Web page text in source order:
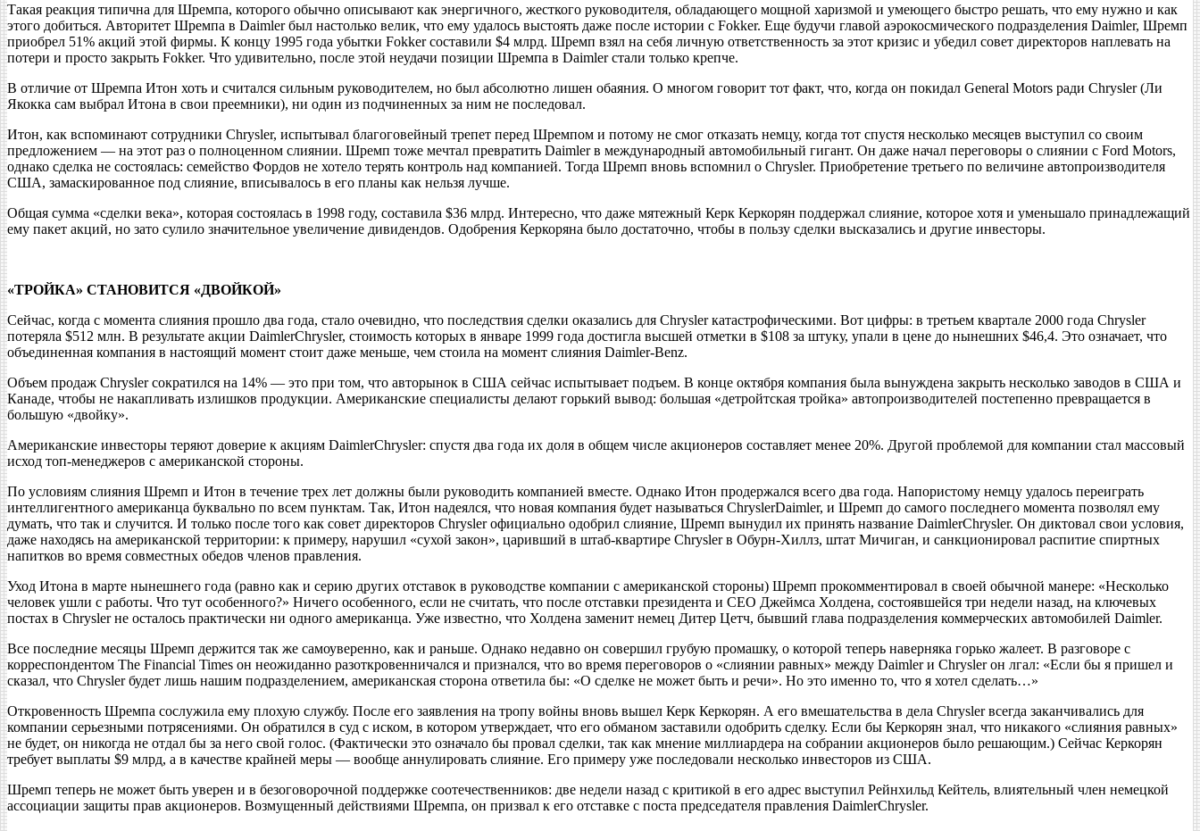
Такая реакция типична для Шремпа, которого обычно описывают как энергичного, жесткого руководителя, обладающего мощной харизмой и умеющего быстро решать, что ему нужно и как
этого добиться. Авторитет Шремпа в Daimler был настолько велик, что ему удалось выстоять даже после истории с Fokker. Еще будучи главой аэрокосмического подразделения Daimler, Шремп
приобрел 51% акций этой фирмы. К концу 1995 года убытки Fokker составили $4 млрд. Шремп взял на себя личную ответственность за этот кризис и убедил совет директоров наплевать на
потери и просто закрыть Fokker. Что удивительно, после этой неудачи позиции Шремпа в Daimler стали только крепче.
В отличие от Шремпа Итон хоть и считался сильным руководителем, но был абсолютно лишен обаяния. О многом говорит тот факт, что, когда он покидал General Motors ради Chrysler (Ли
Якокка сам выбрал Итона в свои преемники), ни один из подчиненных за ним не последовал.
Итон, как вспоминают сотрудники Chrysler, испытывал благоговейный трепет перед Шремпом и потому не смог отказать немцу, когда тот спустя несколько месяцев выступил со своим
предложением — на этот раз о полноценном слиянии. Шремп тоже мечтал превратить Daimler в международный автомобильный гигант. Он даже начал переговоры о слиянии с Ford Motors,
однако сделка не состоялась: семейство Фордов не хотело терять контроль над компанией. Тогда Шремп вновь вспомнил о Chrysler. Приобретение третьего по величине автопроизводителя
США, замаскированное под слияние, вписывалось в его планы как нельзя лучше.
Общая сумма «сделки века», которая состоялась в 1998 году, составила $36 млрд. Интересно, что даже мятежный Керк Керкорян поддержал слияние, которое хотя и уменьшало принадлежащий
ему пакет акций, но зато сулило значительное увеличение дивидендов. Одобрения Керкоряна было достаточно, чтобы в пользу сделки высказались и другие инвесторы.
«ТРОЙКА» СТАНОВИТСЯ «ДВОЙКОЙ»
Сейчас, когда с момента слияния прошло два года, стало очевидно, что последствия сделки оказались для Chrysler катастрофическими. Вот цифры: в третьем квартале 2000 года Chrysler
потеряла $512 млн. В результате акции DaimlerChrysler, стоимость которых в январе 1999 года достигла высшей отметки в $108 за штуку, упали в цене до нынешних $46,4. Это означает, что
объединенная компания в настоящий момент стоит даже меньше, чем стоила на момент слияния Daimler-Benz.
Объем продаж Chrysler сократился на 14% — это при том, что авторынок в США сейчас испытывает подъем. В конце октября компания была вынуждена закрыть несколько заводов в США и
Канаде, чтобы не накапливать излишков продукции. Американские специалисты делают горький вывод: большая «детройтская тройка» автопроизводителей постепенно превращается в
большую «двойку».
Американские инвесторы теряют доверие к акциям DaimlerChrysler: спустя два года их доля в общем числе акционеров составляет менее 20%. Другой проблемой для компании стал массовый
исход топ-менеджеров с американской стороны.
По условиям слияния Шремп и Итон в течение трех лет должны были руководить компанией вместе. Однако Итон продержался всего два года. Напористому немцу удалось переиграть
интеллигентного американца буквально по всем пунктам. Так, Итон надеялся, что новая компания будет называться ChryslerDaimler, и Шремп до самого последнего момента позволял ему
думать, что так и случится. И только после того как совет директоров Chrysler официально одобрил слияние, Шремп вынудил их принять название DaimlerChrysler. Он диктовал свои условия,
даже находясь на американской территории: к примеру, нарушил «сухой закон», царивший в штаб-квартире Chrysler в Обурн-Хиллз, штат Мичиган, и санкционировал распитие спиртных
напитков во время совместных обедов членов правления.
Уход Итона в марте нынешнего года (равно как и серию других отставок в руководстве компании с американской стороны) Шремп прокомментировал в своей обычной манере: «Несколько
человек ушли с работы. Что тут особенного?» Ничего особенного, если не считать, что после отставки президента и СЕО Джеймса Холдена, состоявшейся три недели назад, на ключевых
постах в Chrysler не осталось практически ни одного американца. Уже известно, что Холдена заменит немец Дитер Цетч, бывший глава подразделения коммерческих автомобилей Daimler.
Все последние месяцы Шремп держится так же самоуверенно, как и раньше. Однако недавно он совершил грубую промашку, о которой теперь наверняка горько жалеет. В разговоре с
корреспондентом The Financial Times он неожиданно разоткровенничался и признался, что во время переговоров о «слиянии равных» между Daimler и Chrysler он лгал: «Если бы я пришел и
сказал, что Chrysler будет лишь нашим подразделением, американская сторона ответила бы: «О сделке не может быть и речи». Но это именно то, что я хотел сделать…»
Откровенность Шремпа сослужила ему плохую службу. После его заявления на тропу войны вновь вышел Керк Керкорян. А его вмешательства в дела Chrysler всегда заканчивались для
компании серьезными потрясениями. Он обратился в суд с иском, в котором утверждает, что его обманом заставили одобрить сделку. Если бы Керкорян знал, что никакого «слияния равных»
не будет, он никогда не отдал бы за него свой голос. (Фактически это означало бы провал сделки, так как мнение миллиардера на собрании акционеров было решающим.) Сейчас Керкорян
требует выплаты $9 млрд, а в качестве крайней меры — вообще аннулировать слияние. Его примеру уже последовали несколько инвесторов из США.
Шремп теперь не может быть уверен и в безоговорочной поддержке соотечественников: две недели назад с критикой в его адрес выступил Рейнхильд Кейтель, влиятельный член немецкой
ассоциации защиты прав акционеров. Возмущенный действиями Шремпа, он призвал к его отставке с поста председателя правления DaimlerChrysler.